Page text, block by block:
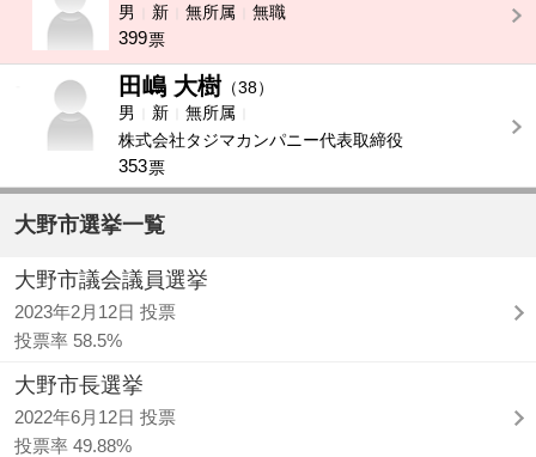
男
新 無所属 無職
399票
田嶋 大樹（38）
男
新
無所属
株式会社タジマカンパニー代表取締役
353票
大野市選挙一覧
大野市議会議員選挙
2023年2月12日 投票
投票率 58.5%
大野市長選挙
2022年6月12日 投票
投票率 49.88%